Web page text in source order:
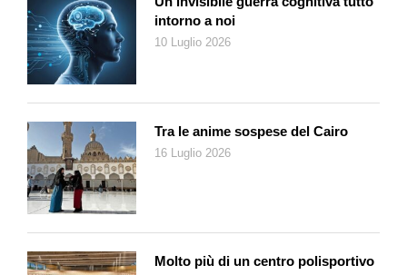
intorno a noi
10 Luglio 2026
Tra le anime sospese del Cairo
16 Luglio 2026
Molto più di un centro polisportivo